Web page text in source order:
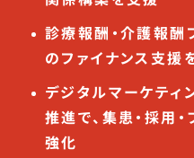
診療報酬・介護報酬
のファイナンス支援
デジタルマーケティ
推進で、集患・採用
強化